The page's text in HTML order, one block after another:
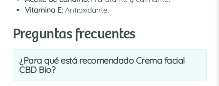
Vitamina E: Antioxidante.
Preguntas frecuentes
¿Para qué está recomendado Crema facial
CBD Bio?